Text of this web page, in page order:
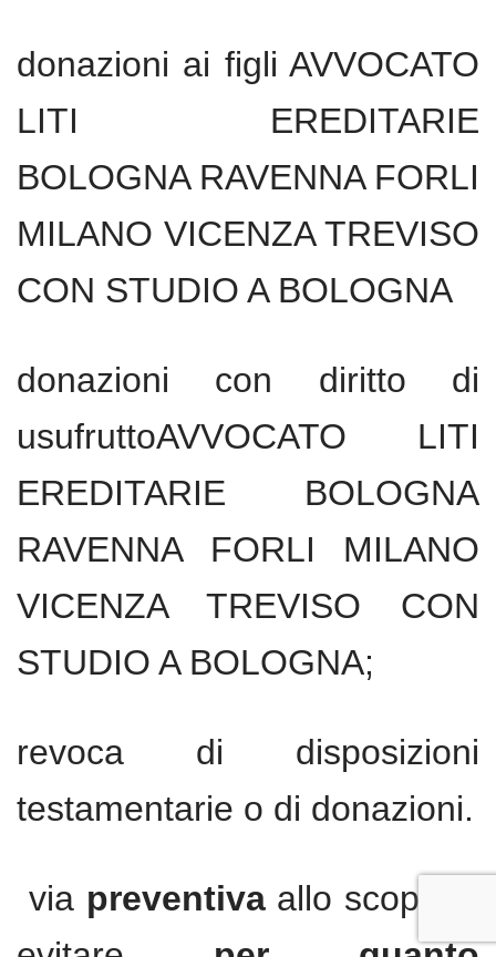
donazioni ai figli AVVOCATO
LITI EREDITARIE
BOLOGNA RAVENNA FORLI
MILANO VICENZA TREVISO
CON STUDIO A BOLOGNA
donazioni con diritto di
usufruttoAVVOCATO LITI
EREDITARIE BOLOGNA
RAVENNA FORLI MILANO
VICENZA TREVISO CON
STUDIO A BOLOGNA;
revoca di disposizioni
testamentarie o di donazioni.
viapreventivaallo scopo di